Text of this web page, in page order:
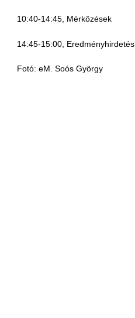
10:40-14:45, Mérkőzések
14:45-15:00, Eredményhirdetés
Fotó: eM. Soós György